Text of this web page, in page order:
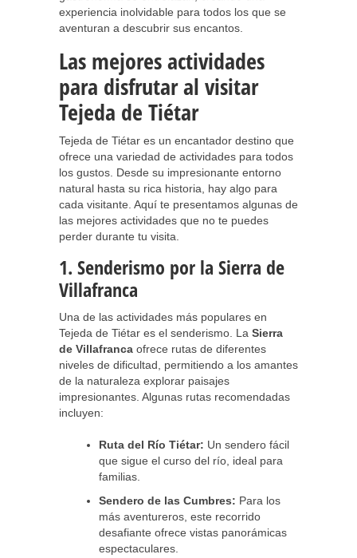
experiencia inolvidable para todos los que se
aventuran a descubrir sus encantos.
Las mejores actividades
para disfrutar al visitar
Tejeda de Tiétar
Tejeda de Tiétar es un encantador destino que
ofrece una variedad de actividades para todos
los gustos. Desde su impresionante entorno
natural hasta su rica historia, hay algo para
cada visitante. Aquí te presentamos algunas de
las mejores actividades que no te puedes
perder durante tu visita.
1. Senderismo por la Sierra de
Villafranca
Una de las actividades más populares en
Tejeda de Tiétar es el senderismo. La Sierra
de Villafranca ofrece rutas de diferentes
niveles de dificultad, permitiendo a los amantes
de la naturaleza explorar paisajes
impresionantes. Algunas rutas recomendadas
incluyen:
Ruta del Río Tiétar: Un sendero fácil
que sigue el curso del río, ideal para
familias.
Sendero de las Cumbres: Para los
más aventureros, este recorrido
desafiante ofrece vistas panorámicas
espectaculares.